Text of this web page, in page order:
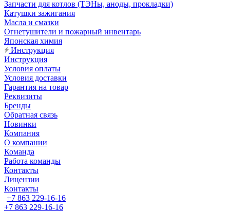
Запчасти для котлов (ТЭНы, аноды, прокладки)
Катушки зажигания
Масла и смазки
Огнетушители и пожарный инвентарь
Японская химия
Инструкция
Инструкция
Условия оплаты
Условия доставки
Гарантия на товар
Реквизиты
Бренды
Обратная связь
Новинки
Компания
О компании
Команда
Работа команды
Контакты
Лицензии
Контакты
+7 863 229-16-16
+7 863 229-16-16